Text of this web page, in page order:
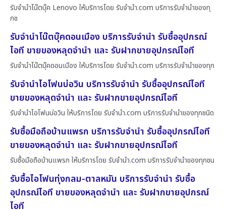
รับจำนำโน๊ตบุ๊ค Lenovo ให้บริการโดย รับจํานํา.com บริการรับจำนำของทุ
กช
รับจำนำโน๊ตบุ๊คดอนเมือง บริการรับจำนำ รับซื้ออุปกรณ์
ไอที ขายของหลุดจำนำ และ รับฝากขายอุปกรณ์ไอที
รับจำนำโน๊ตบุ๊คดอนเมือง ให้บริการโดย รับจํานํา.com บริการรับจำนำของทุก
รับจำนำไอโฟนบ่อวิน บริการรับจำนำ รับซื้ออุปกรณ์ไอที
ขายของหลุดจำนำ และ รับฝากขายอุปกรณ์ไอที
รับจำนำไอโฟนบ่อวิน ให้บริการโดย รับจํานํา.com บริการรับจำนำของทุกชนิด
รับซื้อมือถือบ้านแพรก บริการรับจำนำ รับซื้ออุปกรณ์ไอที
ขายของหลุดจำนำ และ รับฝากขายอุปกรณ์ไอที
รับซื้อมือถือบ้านแพรก ให้บริการโดย รับจํานํา.com บริการรับจำนำของทุกชน
รับซื้อไอโฟนทุ่งกลม-ตาลหมัน บริการรับจำนำ รับซื้อ
อุปกรณ์ไอที ขายของหลุดจำนำ และ รับฝากขายอุปกรณ์
ไอที